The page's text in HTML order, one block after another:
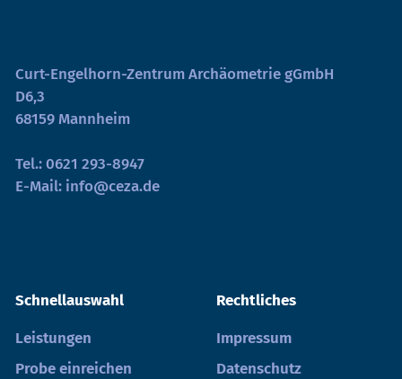
Curt-Engelhorn-Zentrum Archäometrie gGmbH
D6,3
68159 Mannheim
Tel.:0621 293-8947
E-Mail: info@ceza.de
Schnellauswahl
Leistungen
Probe einreichen
Rechtliches
Impressum
Datenschutz